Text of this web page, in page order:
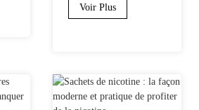
exclusives pour
Voir Plus
vapotage avec
Arias Voir Plus